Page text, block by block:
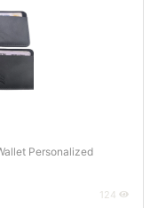
Personalized